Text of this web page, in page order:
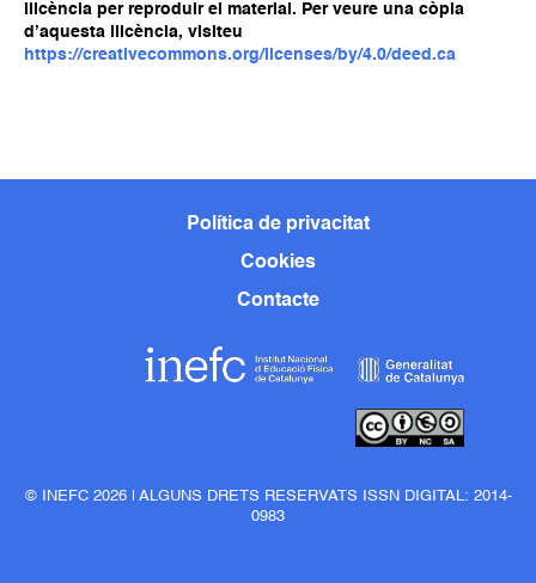
llicència per reproduir el material. Per veure una còpia
d’aquesta llicència, visiteu
https://creativecommons.org/licenses/by/4.0/deed.ca
Política de privacitat
Cookies
Contacte
© INEFC 2026 | ALGUNS DRETS RESERVATS ISSN DIGITAL: 2014-
0983